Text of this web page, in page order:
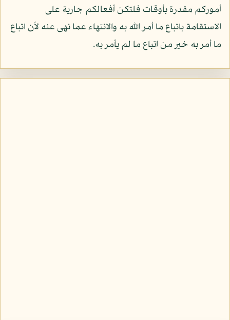
أموركم مقدرة بأوقات فلتكن أفعالكم جارية على
الاستقامة باتباع ما أمر الله به والانتهاء عما نهى عنه لأن اتباع
ما أمر به خير من اتباع ما لم يأمر به.